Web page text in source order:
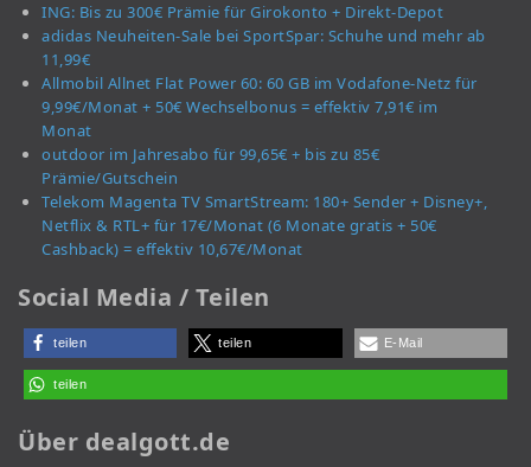
ING: Bis zu 300€ Prämie für Girokonto + Direkt-Depot
adidas Neuheiten-Sale bei SportSpar: Schuhe und mehr ab
11,99€
Allmobil Allnet Flat Power 60: 60 GB im Vodafone-Netz für
9,99€/Monat + 50€ Wechselbonus = effektiv 7,91€ im
Monat
outdoor im Jahresabo für 99,65€ + bis zu 85€
Prämie/Gutschein
Telekom Magenta TV SmartStream: 180+ Sender + Disney+,
Netflix & RTL+ für 17€/Monat (6 Monate gratis + 50€
Cashback) = effektiv 10,67€/Monat
Social Media / Teilen
teilen teilen E-Mail
teilen
Über dealgott.de